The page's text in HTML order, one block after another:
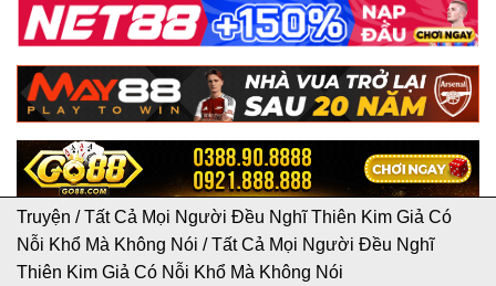
Truyện /Tất Cả Mọi Người Đều Nghĩ Thiên Kim Giả Có
Nỗi Khổ Mà Không Nói /Tất Cả Mọi Người Đều Nghĩ
Thiên Kim Giả Có Nỗi Khổ Mà Không Nói